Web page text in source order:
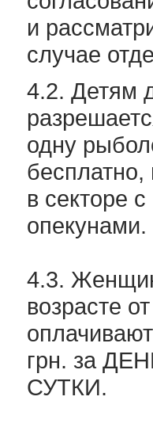
и
случае
4.2. Детям
одну
в секторе
опекунами.
4.3.
возрасте
грн. за
СУТКИ.